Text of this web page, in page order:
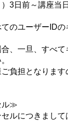
）3日前～講座
のユーザーIDの
、一旦、すべて
負担となります
ル≫
ルにつきまし